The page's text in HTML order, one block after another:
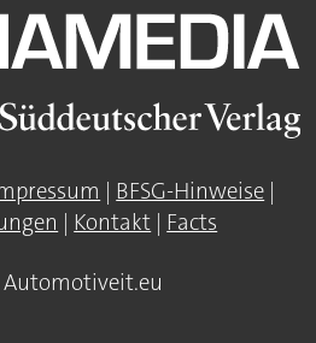
| BFSG-Hinweise |
| Kontakt | Facts